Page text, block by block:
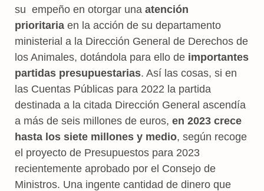
su empeño en otorgar una atención
prioritaria en la acción de su departamento
ministerial a la Dirección General de Derechos de
los Animales, dotándola para ello de importantes
partidas presupuestarias. Así las cosas, si en
las Cuentas Públicas para 2022 la partida
destinada a la citada Dirección General ascendía
a más de seis millones de euros, en 2023 crece
hasta los siete millones y medio, según recoge
el proyecto de Presupuestos para 2023
recientemente aprobado por el Consejo de
Ministros. Una ingente cantidad de dinero que